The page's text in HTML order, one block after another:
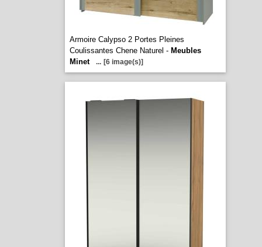
Armoire Calypso 2 Portes Pleines
Coulissantes Chene Naturel - Meubles
Minet
... [6 image(s)]